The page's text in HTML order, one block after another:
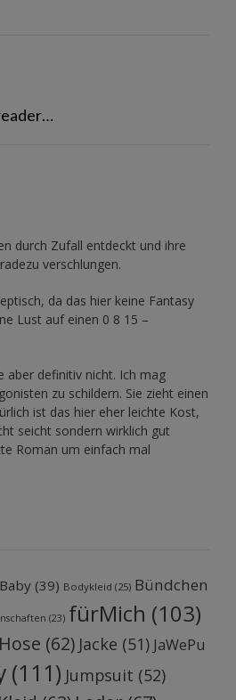
durch Zufall entdeckt und ihre
verschlungen.
da das hier keine Fantasy
Lust auf einen 0 8 15 –
aber definitiv nicht. Ich mag
zu schildern. Sie zieht einen
ist das hier eher leichte Kost,
seicht sondern wirklich gut
Roman um einfach mal
Baby (39) Bodykleid (25) Bündchen
(23) fürMich (103)
Hose (62) Jacke (51) JaWePu
(111) Jumpsuit (52)